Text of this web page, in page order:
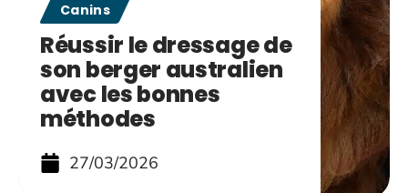
Canins
Réussir le dressage de
son berger australien
avec les bonnes
méthodes
27/03/2026